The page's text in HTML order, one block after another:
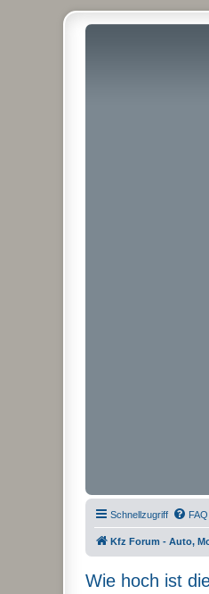
Schnellzugriff FAQ
Kfz Forum - Auto,
Wie hoch ist